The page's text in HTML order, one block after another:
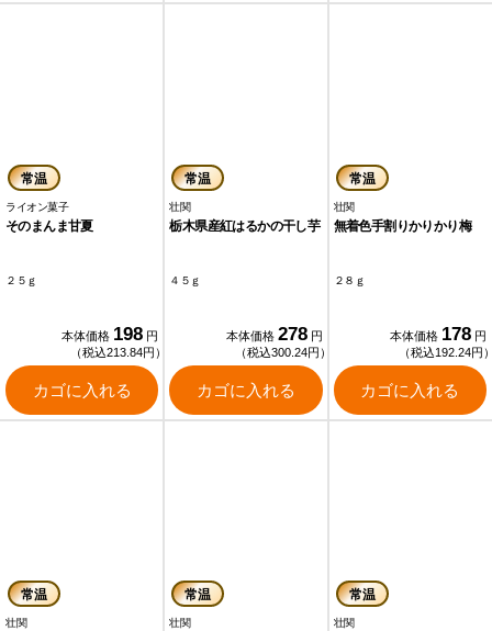
常温
ライオン菓子
そのまんま甘夏
２５ｇ
本体価格 198 円
（税込213.84円）
カゴに入れる
常温
壮関
栃木県産紅はるかの干し芋
４５ｇ
本体価格 278 円
（税込300.24円）
カゴに入れる
常温
壮関
無着色手割りかりかり梅
２８ｇ
本体価格 178 円
（税込192.24円
カゴに入れる
常温
壮関
常温
壮関
常温
壮関